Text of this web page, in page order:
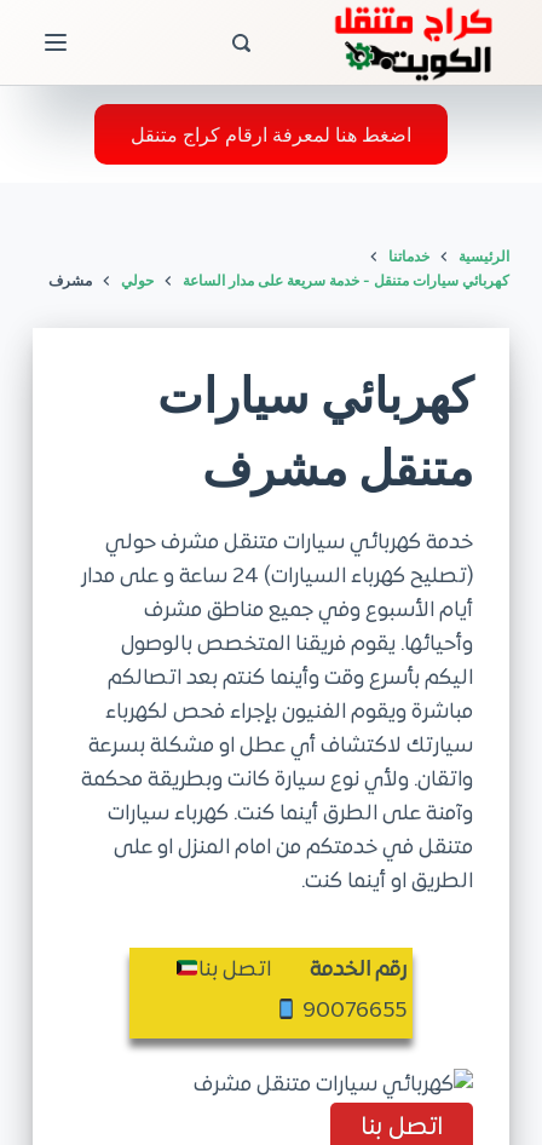
اضغط هنا لمعرفة ارقام كراج متنقل
الرئيسية
خدماتنا
كهربائي سيارات متنقل - خدمة سريعة على مدار الساعة
حولي مشرف
كهربائي سيارات
متنقل مشرف
خدمة كهربائي سيارات متنقل مشرف حولي
(تصليح كهرباء السيارات) 24 ساعة و على مدار
أيام الأسبوع وفي جميع مناطق مشرف
وأحيائها. يقوم فريقنا المتخصص بالوصول
اليكم بأسرع وقت وأينما كنتم بعد اتصالكم
مباشرة ويقوم الفنيون بإجراء فحص لكهرباء
سيارتك لاكتشاف أي عطل او مشكلة بسرعة
واتقان. ولأي نوع سيارة كانت وبطريقة محكمة
وآمنة على الطرق أينما كنت. كهرباء سيارات
متنقل في خدمتكم من امام المنزل او على
الطريق او أينما كنت.
رقم الخدمة
اتصل بنا
90076655
اتصل بنا